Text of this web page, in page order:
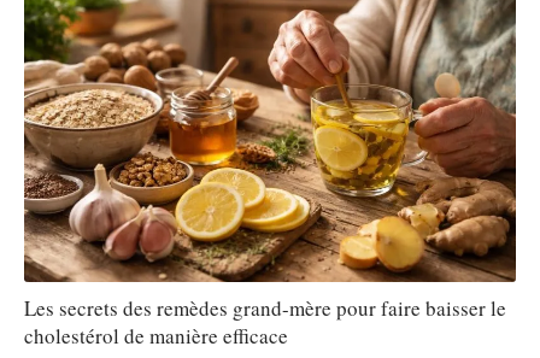
Les secrets des remèdes grand-mère pour faire baisser le
cholestérol de manière efficace